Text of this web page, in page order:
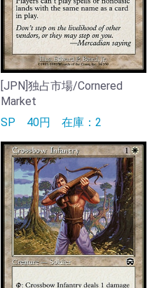
[JPN]独占市場/Cornered
Market
SP 40円 在庫：2